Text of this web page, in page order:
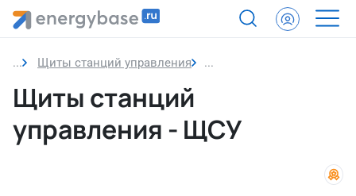
Щиты станций управления Щиты станций
Щиты станций
управления - ЩСУ